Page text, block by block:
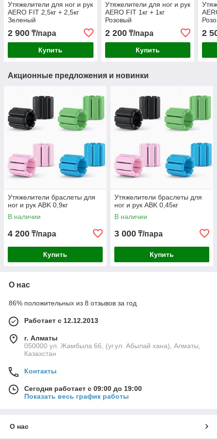
Утяжелители для ног и рук
AERO FIT 2,5кг + 2,5кг
Зеленый
2 900 ₸/пара
Купить
Утяжелители для ног и рук
AERO FIT 1кг + 1кг
Розовый
2 200₸/пара
Купить
2
Акционные предложения и новинки
Утяжелители браслеты для
ног и рук ABK 0,9кг
В наличии
4 200 ₸/пара
Купить
Утяжелители браслеты для
ног и рук ABK 0,45кг
В наличии
3 000 ₸/пара
Купить
О нас
86% положительных из 8 отзывов за год
Работает с 12.12.2013
г. Алматы
050000 ул. Жамбыла 66, (уг.ул. Абылай хана), Алматы,
Казахстан
Контакты
Сегодня работает с 09:00 до 19:00
Показать весь график работы
О нас